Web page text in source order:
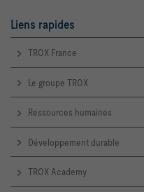
Liens rapides
TROX France
Le groupe TROX
Ressources humaines
Développement durable
TROX Academy